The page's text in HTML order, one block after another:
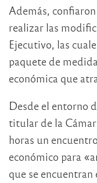
Además,
realizar las
Ejecutivo, las
paquete de
económica que
Desde el entorno
titular de la
horas un
económico para
que se